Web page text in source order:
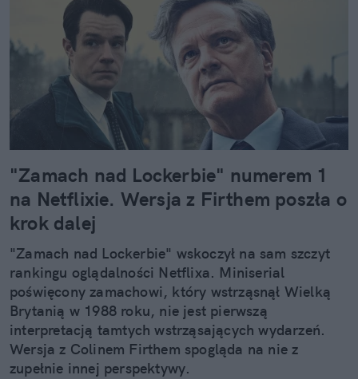
"Zamach nad Lockerbie" numerem 1
na Netflixie. Wersja z Firthem poszła o
krok dalej
"Zamach nad Lockerbie" wskoczył na sam szczyt
rankingu oglądalności Netflixa. Miniserial
poświęcony zamachowi, który wstrząsnął Wielką
Brytanią w 1988 roku, nie jest pierwszą
interpretacją tamtych wstrząsających wydarzeń.
Wersja z Colinem Firthem spogląda na nie z
zupełnie innej perspektywy.